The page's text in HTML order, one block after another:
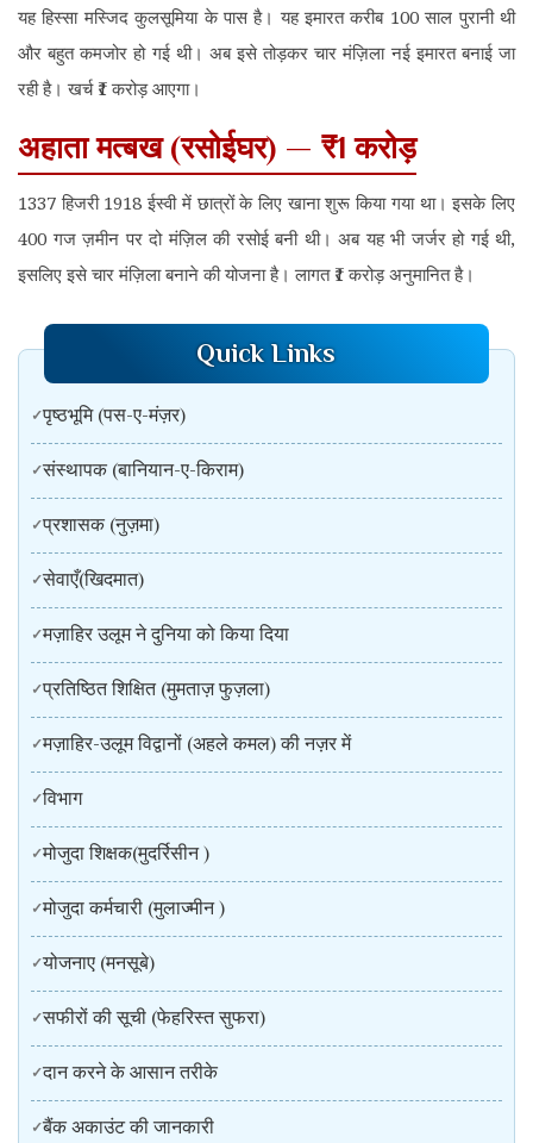
यह हिस्सा मस्जिद कुलसूमिया के पास है। यह इमारत करीब 100 साल पुरानी थी
और बहुत कमजोर हो गई थी। अब इसे तोड़कर चार मंज़िला नई इमारत बनाई जा
रही है। खर्च ₹1 करोड़ आएगा।
अहाता मत्बख (रसोईघर) — ₹1 करोड़
1337 हिजरी 1918 ईस्वी में छात्रों के लिए खाना शुरू किया गया था। इसके लिए
400 गज ज़मीन पर दो मंज़िल की रसोई बनी थी। अब यह भी जर्जर हो गई थी,
इसलिए इसे चार मंज़िला बनाने की योजना है। लागत ₹1 करोड़ अनुमानित है।
Quick Links
पृष्ठभूमि (पस-ए-मंज़र)
संस्थापक (बानियान-ए-किराम)
प्रशासक (नुज़मा)
सेवाएँ(खिदमात)
मज़ाहिर उलूम ने दुनिया को किया दिया
प्रतिष्ठित शिक्षित (मुमताज़ फुज़ला)
मज़ाहिर-उलूम विद्वानों (अहले कमल) की नज़र में
विभाग
मोजुदा शिक्षक(मुदर्रिसीन )
मोजुदा कर्मचारी (मुलाज्मीन )
योजनाए (मनसूबे)
सफीरों की सूची (फेहरिस्त सुफरा)
दान करने के आसान तरीके
बैंक अकाउंट की जानकारी